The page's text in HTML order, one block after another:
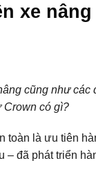
xe nâng
cũng như
Crown có gì?
toàn là ưu tiên
đã phát triển